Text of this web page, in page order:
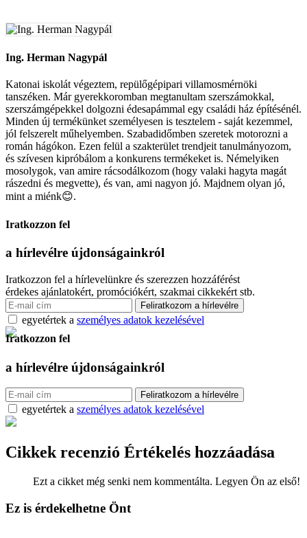
Ing. Herman Nagypál
Katonai iskolát végeztem, repülőgépipari villamosmérnöki
tanszéken. Már gyerekkoromban megtanultam szerszámokkal,
szerszámgépekkel dolgozni édesapámmal egy családi ház építésénél.
Minden új termékünket személyesen is tesztelem - saját kezemmel,
jól felszerelt műhelyemben. Szabadidőmben szeretek motorozni a
román hágókon. Ezen felül a szakterület trendjeit tanulmányozom,
és szívesen kipróbálom a konkurens termékeket is. Némelyiken
mosolygok, van amire rácsodálkozom (hogy valaki hagyta magát
rászedni és megvette), és van, ami nagyon jó. Majdnem olyan jó,
mint a miénk😊.
Iratkozzon fel
a hírlevélre újdonságainkról
Iratkozzon fel a hírlevelünkre és szerezzen hozzáférést
érdekes ajánlatokért, promóciókért, szakmai cikkekért stb.
egyetértek a személyes adatok kezelésével
Iratkozzon fel
a hírlevélre újdonságainkról
egyetértek a személyes adatok kezelésével
Cikkek recenzió Értékelés hozzáadása
Ezt a cikket még senki nem kommentálta. Legyen Ön az első!
Ez is érdekelhetne Önt